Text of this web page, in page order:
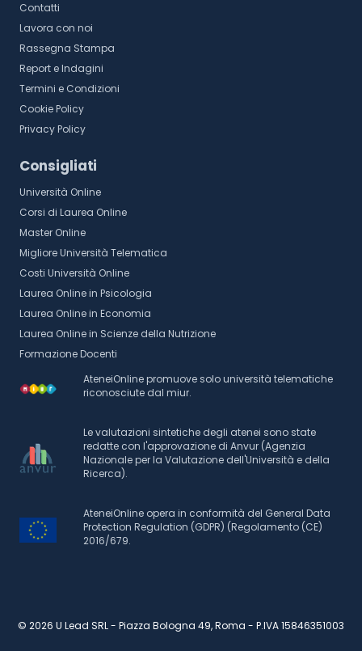
Contatti
Lavora con noi
Rassegna Stampa
Report e Indagini
Termini e Condizioni
Cookie Policy
Privacy Policy
Consigliati
Università Online
Corsi di Laurea Online
Master Online
Migliore Università Telematica
Costi Università Online
Laurea Online in Psicologia
Laurea Online in Economia
Laurea Online in Scienze della Nutrizione
Formazione Docenti
AteneiOnline promuove solo università telematiche
riconosciute dal miur.
Le valutazioni sintetiche degli atenei sono state
redatte con l'approvazione di Anvur (Agenzia
Nazionale per la Valutazione dell'Università e della
Ricerca).
AteneiOnline opera in conformità del General Data
Protection Regulation (GDPR) (Regolamento (CE)
2016/679.
© 2026 U Lead SRL - Piazza Bologna 49, Roma - P.IVA 15846351003